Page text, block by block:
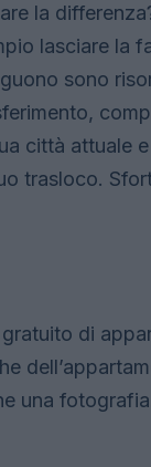
la
lasciare la
sono
città attuale
trasloco.
di
una